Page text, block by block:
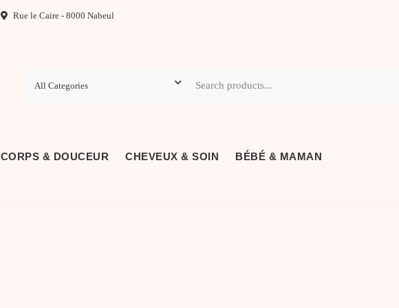
Rue le Caire - 8000 Nabeul
CORPS & DOUCEUR CHEVEUX & SOIN BÉBÉ & MAMAN